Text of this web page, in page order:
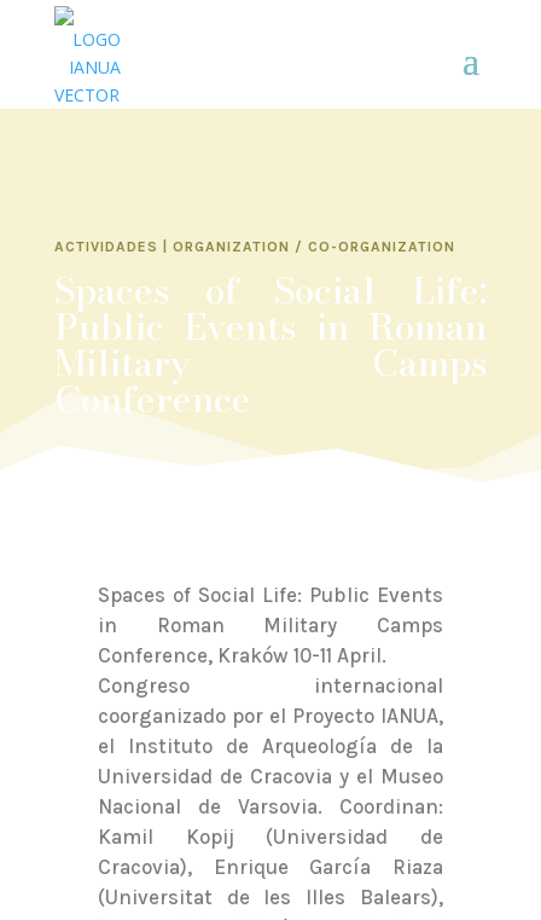
ACTIVIDADES ORGANIZATION / CO-ORGANIZATION
Spaces of Social Life:
Public Events in Roman
Military Camps
Conference
Spaces of Social Life: Public Events
in Roman Military Camps
Conference, Kraków 10-11 April.
Congreso internacional
coorganizado por el Proyecto IANUA,
el Instituto de Arqueología de la
Universidad de Cracovia y el Museo
Nacional de Varsovia. Coordinan:
Kamil Kopij (Universidad de
Cracovia), Enrique García Riaza
(Universitat de les Illes Balears),